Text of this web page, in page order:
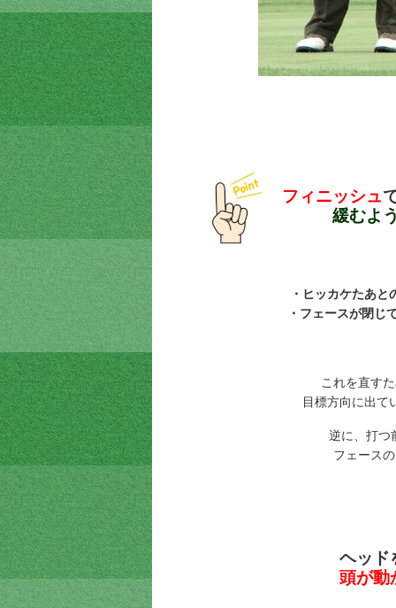
フィニッシュ
緩むような
・ヒッカケたあ
・フェースが閉じ
これを直す
目標方向に出て
逆に、打つ
フェース
ヘッド
頭が動